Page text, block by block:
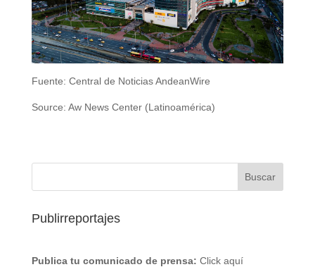
Fuente: Central de Noticias AndeanWire
Source: Aw News Center (Latinoamérica)
Publirreportajes
Publica tu comunicado de prensa: Click aquí